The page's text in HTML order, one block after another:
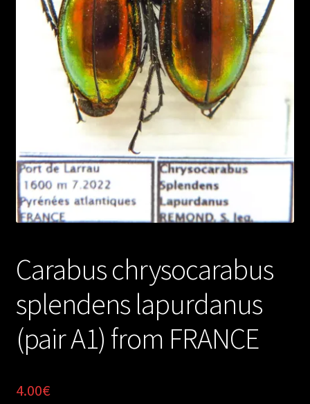
Carabus chrysocarabus
splendens lapurdanus
(pair A1) from FRANCE
4.00€